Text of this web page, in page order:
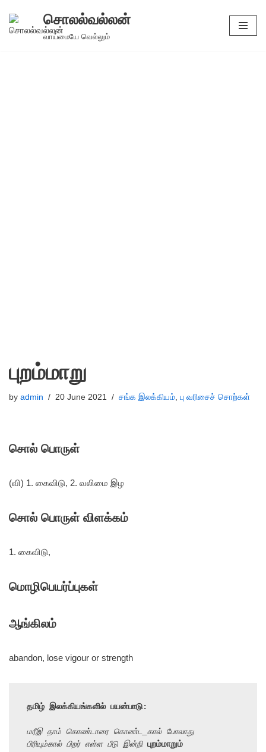
Skip
சொலல்வல்லன்
வாய்மையே வெல்லும்
புறம்மாறு
by admin 20 June 2021 சங்க இலக்கியம், பு வரிசைச் சொற்கள்
சொல் பொருள்
(வி) 1. கைவிடு, 2. வலிமை இழ
சொல் பொருள் விளக்கம்
1. கைவிடு,
மொழிபெயர்ப்புகள்
ஆங்கிலம்
abandon, lose vigour or strength
தமிழ் இலக்கியங்களில் பயன்பாடு:
மரீஇ தாம் கொண்டாரை கொண்ட_கால் போலாது
பிரியும்கால் பிறர் எள்ள பீடு இன்றி புறம்மாறும்